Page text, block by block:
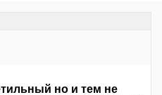
но и тем не